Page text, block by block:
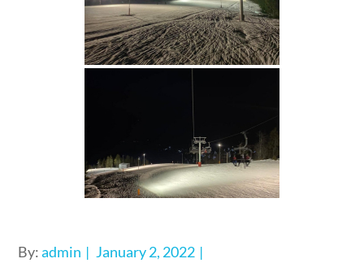
By:admin
Posted
January 2, 2022